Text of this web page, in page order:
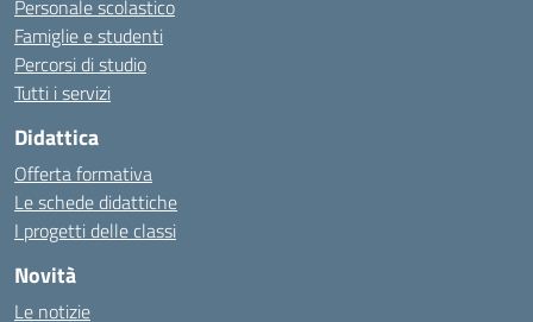
Personale scolastico
Famiglie e studenti
Percorsi di studio
Tutti i servizi
Didattica
Offerta formativa
Le schede didattiche
I progetti delle classi
Novità
Le notizie